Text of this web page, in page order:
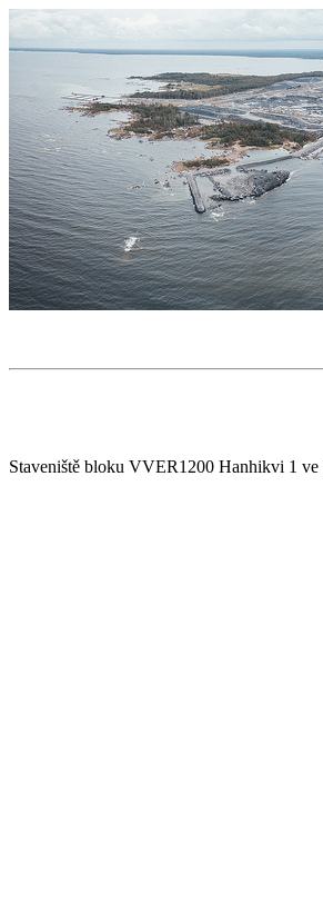
Staveniště bloku VVER1200 Hanhikvi 1